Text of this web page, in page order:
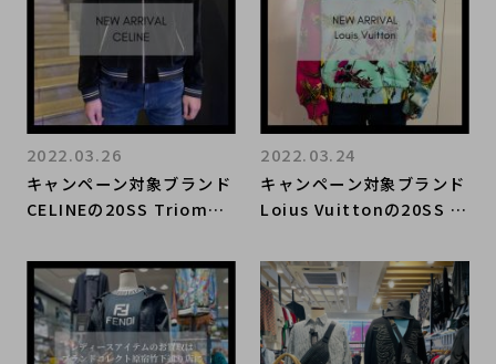
キャンペーン対象ブランド
CELINEの20SS Triomph
入荷しました。
2022.03.26
キャンペーン対象ブランド
Loius Vuittonの20SS プ
ィが入荷しました。
2022.03.24